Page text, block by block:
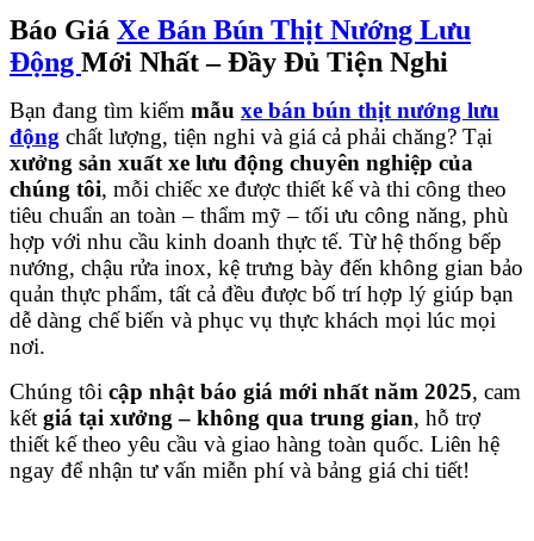
Báo Giá Xe Bán Bún Thịt Nướng Lưu
Động Mới Nhất – Đầy Đủ Tiện Nghi
Bạn đang tìm kiếm mẫu xe bán bún thịt nướng lưu
động chất lượng, tiện nghi và giá cả phải chăng? Tại
xưởng sản xuất xe lưu động chuyên nghiệp của
chúng tôi, mỗi chiếc xe được thiết kế và thi công theo
tiêu chuẩn an toàn – thẩm mỹ – tối ưu công năng, phù
hợp với nhu cầu kinh doanh thực tế. Từ hệ thống bếp
nướng, chậu rửa inox, kệ trưng bày đến không gian bảo
quản thực phẩm, tất cả đều được bố trí hợp lý giúp bạn
dễ dàng chế biến và phục vụ thực khách mọi lúc mọi
nơi.
Chúng tôi cập nhật báo giá mới nhất năm 2025, cam
kết giá tại xưởng – không qua trung gian, hỗ trợ
thiết kế theo yêu cầu và giao hàng toàn quốc. Liên hệ
ngay để nhận tư vấn miễn phí và bảng giá chi tiết!